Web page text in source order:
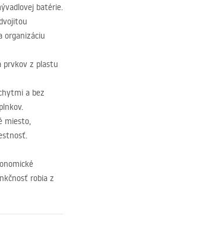
batérie.
organizáciu
prvkov z plastu
a bez
miesto,
robia z